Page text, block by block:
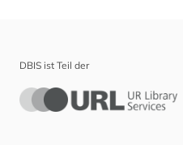
DBIS ist Teil der